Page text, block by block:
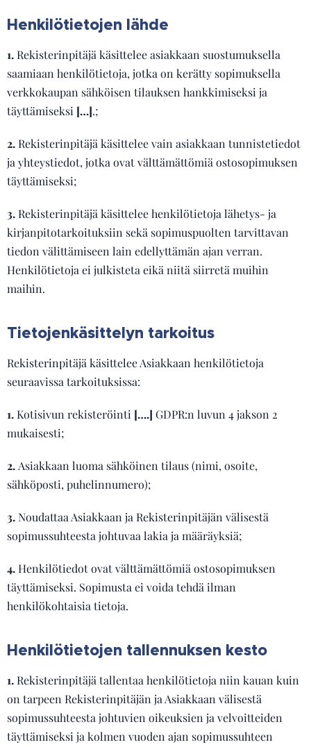
Henkilötietojen lähde
1.Rekisterinpitäjä käsittelee asiakkaan suostumuksella
saamiaan henkilötietoja, jotka on kerätty sopimuksella
verkkokaupan sähköisen tilauksen hankkimiseksi ja
täyttämiseksi […].;
2.Rekisterinpitäjä käsittelee vain asiakkaan tunnistetiedot
ja yhteystiedot, jotka ovat välttämättömiä ostosopimuksen
täyttämiseksi;
3.Rekisterinpitäjä käsittelee henkilötietoja lähetys- ja
kirjanpitotarkoituksiin sekä sopimuspuolten tarvittavan
tiedon välittämiseen lain edellyttämän ajan verran.
Henkilötietoja ei julkisteta eikä niitä siirretä muihin
maihin.
Tietojenkäsittelyn tarkoitus
Rekisterinpitäjä käsittelee Asiakkaan henkilötietoja
seuraavissa tarkoituksissa:
1.Kotisivun rekisteröinti [….] GDPR:n luvun 4 jakson 2
mukaisesti;
2. Asiakkaan luoma sähköinen tilaus (nimi, osoite,
sähköposti, puhelinnumero);
3.Noudattaa Asiakkaan ja Rekisterinpitäjän välisestä
sopimussuhteesta johtuvaa lakia ja määräyksiä;
4.Henkilötiedot ovat välttämättömiä ostosopimuksen
täyttämiseksi. Sopimusta ei voida tehdä ilman
henkilökohtaisia tietoja.
Henkilötietojen tallennuksen kesto
1.Rekisterinpitäjä tallentaa henkilötietoja niin kauan kuin
on tarpeen Rekisterinpitäjän ja Asiakkaan välisestä
sopimussuhteesta johtuvien oikeuksien ja velvoitteiden
täyttämiseksi ja kolmen vuoden ajan sopimussuhteen